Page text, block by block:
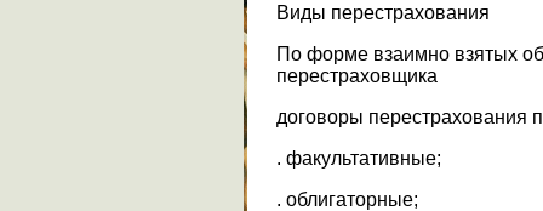
Виды перестрахования
По форме взаимно взятых
перестраховщика
договоры перестрахования
. факультативные;
. облигаторные;